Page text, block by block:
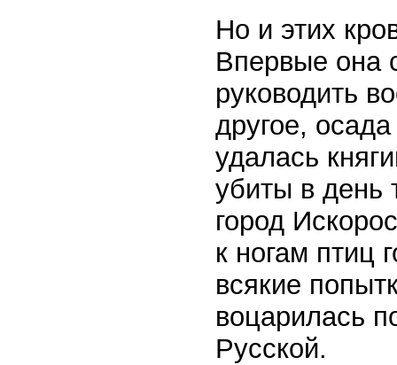
Но и этих
Впервые она
руководить
другое,
удалась
убиты в день
город
к ногам птиц
всякие
воцарилась
Русской.